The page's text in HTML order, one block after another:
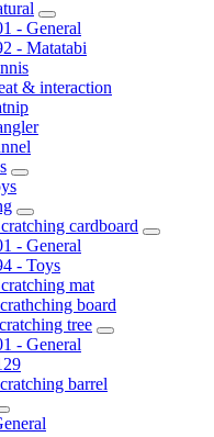
- General
- Matatabi
& interaction
cardboard
- General
- Toys
mat
board
tree
- General
barrel